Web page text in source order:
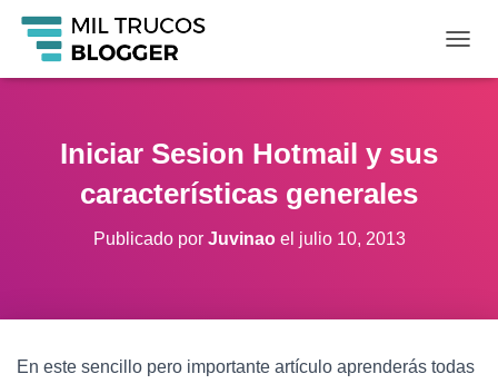
A
V
Iniciar Sesion Hotmail y sus
características generales
Publicado por Juvinaoel julio 10, 2013
En este sencillo pero importante artículo aprenderás todas